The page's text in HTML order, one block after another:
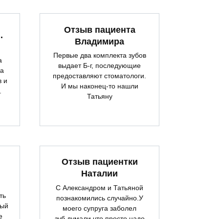
и
Отзыв пациента
Владимира
Первые два комплекта зубов
выдает Б-г, последующие
предоставляют стоматологи.
И мы наконец-то нашли
Татьяну
Отзыв пациентки
Наталии
С Александром и Татьяной
познакомились случайно.У
моего супруга заболел